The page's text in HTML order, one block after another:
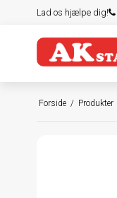
Lad os hjælpe dig!
Forside / Produkter